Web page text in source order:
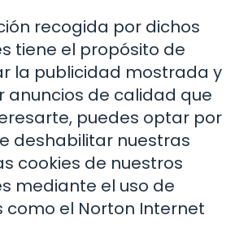
recogida por dichos
tiene el propósito de
la publicidad mostrada y
anuncios de calidad que
puedes optar por
deshabilitar nuestras
cookies de nuestros
mediante el uso de
el Norton Internet